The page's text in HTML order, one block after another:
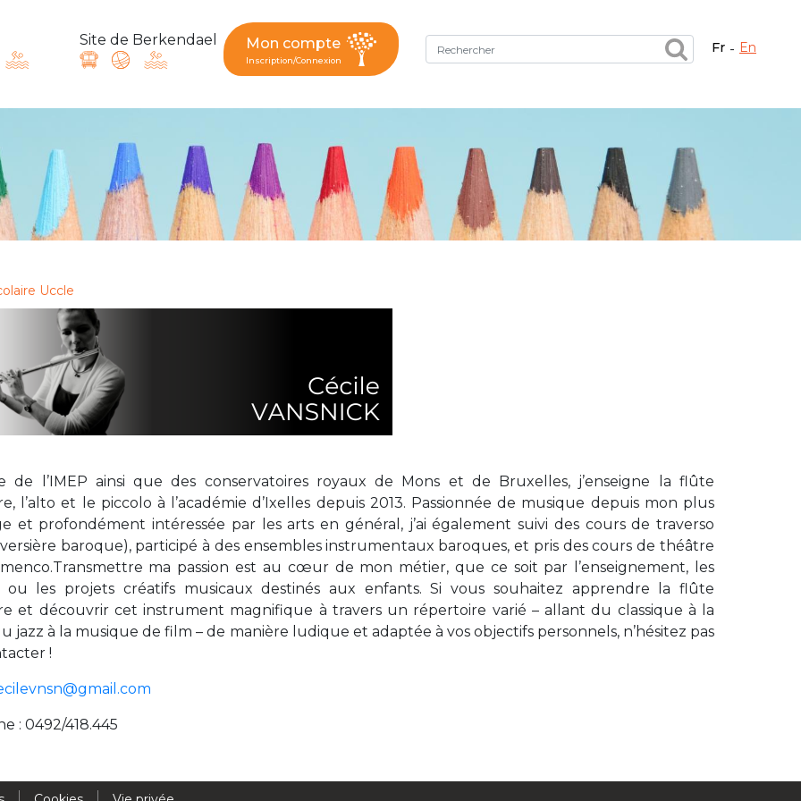
suggestion : contactez le bon service !
+32 (0)472 07 35 25
periscolaire.berkendael@apeee-bxl1-services.be
BE91 3631 6790 0976
Activités périscolaires Uccle
cesame@apeee-bxl1-services.be
BE30 3100 2003 2711
Cantine
+32 (0)2 374 76 75
Site de Berkendael Mon compte
Inscription/Connexion
fr en
Uccle
de l’IMEP ainsi que des conservatoires royaux de Mons et de Bruxelles, j’enseigne la flûte
l’alto et le piccolo à l’académie d’Ixelles depuis 2013. Passionnée de musique depuis mon plus
et profondément intéressée par les arts en général, j’ai également suivi des cours de traverso
baroque), participé à des ensembles instrumentaux baroques, et pris des cours de théâtre
ma passion est au cœur de mon métier, que ce soit par l’enseignement, les
ou les projets créatifs musicaux destinés aux enfants. Si vous souhaitez apprendre la flûte
et découvrir cet instrument magnifique à travers un répertoire varié – allant du classique à la
jazz à la musique de film – de manière ludique et adaptée à vos objectifs personnels, n’hésitez pas
!
: 0492/418.445